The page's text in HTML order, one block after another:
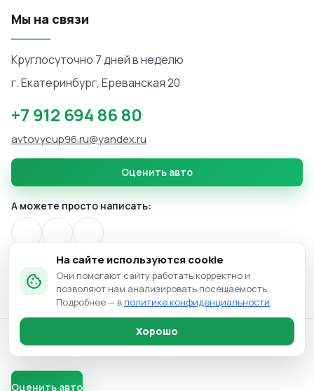
Мы на связи
Круглосуточно 7 дней в неделю
г. Екатеринбург, Ереванская 20
+7 912 694 86 80
avtovycup96.ru@yandex.ru
Оценить авто
А можете просто написать:
2026 © Avtovikup96 Политика конфиденциальности
Оценить авто
cookie
На сайте используются cookie
Они помогают сайту работать корректно и
позволяют нам анализировать посещаемость.
Подробнее — в политике конфиденциальности.
Хорошо